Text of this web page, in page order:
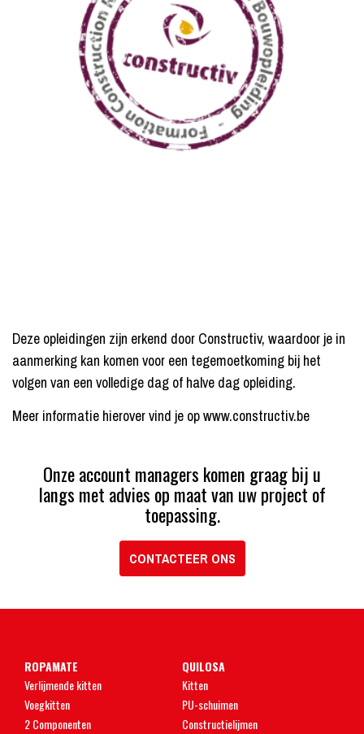
Deze opleidingen zijn erkend door Constructiv, waardoor je in
aanmerking kan komen voor een tegemoetkoming bij het
volgen van een volledige dag of halve dag opleiding.
Meer informatie hierover vind je opwww.constructiv.be
Onze account managers komen graag bij u
langs met advies op maat van uw project of
toepassing.
CONTACTEER ONS
ROPAMATE
Verlijmende kitten
Voegkitten
2 Componenten
QUILOSA
Kitten
PU-schuimen
Constructielijmen